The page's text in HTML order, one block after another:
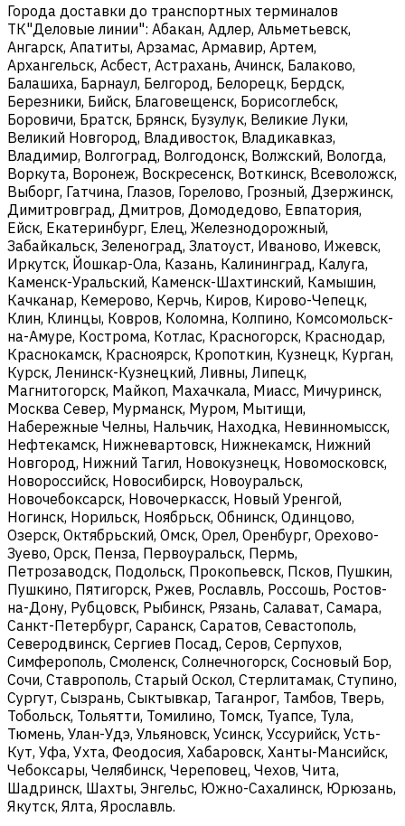
Города доставки до транспортных терминалов
ТК"Деловые линии": Абакан, Адлер, Альметьевск,
Ангарск, Апатиты, Арзамас, Армавир, Артем,
Архангельск, Асбест, Астрахань, Ачинск, Балаково,
Балашиха, Барнаул, Белгород, Белорецк, Бердск,
Березники, Бийск, Благовещенск, Борисоглебск,
Боровичи, Братск, Брянск, Бузулук, Великие Луки,
Великий Новгород, Владивосток, Владикавказ,
Владимир, Волгоград, Волгодонск, Волжский, Вологда,
Воркута, Воронеж, Воскресенск, Воткинск, Всеволожск,
Выборг, Гатчина, Глазов, Горелово, Грозный, Дзержинск,
Димитровград, Дмитров, Домодедово, Евпатория,
Ейск, Екатеринбург, Елец, Железнодорожный,
Забайкальск, Зеленоград, Златоуст, Иваново, Ижевск,
Иркутск, Йошкар-Ола, Казань, Калининград, Калуга,
Каменск-Уральский, Каменск-Шахтинский, Камышин,
Качканар, Кемерово, Керчь, Киров, Кирово-Чепецк,
Клин, Клинцы, Ковров, Коломна, Колпино, Комсомольск-
на-Амуре, Кострома, Котлас, Красногорск, Краснодар,
Краснокамск, Красноярск, Кропоткин, Кузнецк, Курган,
Курск, Ленинск-Кузнецкий, Ливны, Липецк,
Магнитогорск, Майкоп, Махачкала, Миасс, Мичуринск,
Москва Север, Мурманск, Муром, Мытищи,
Набережные Челны, Нальчик, Находка, Невинномысск,
Нефтекамск, Нижневартовск, Нижнекамск, Нижний
Новгород, Нижний Тагил, Новокузнецк, Новомосковск,
Новороссийск, Новосибирск, Новоуральск,
Новочебоксарск, Новочеркасск, Новый Уренгой,
Ногинск, Норильск, Ноябрьск, Обнинск, Одинцово,
Озерск, Октябрьский, Омск, Орел, Оренбург, Орехово-
Зуево, Орск, Пенза, Первоуральск, Пермь,
Петрозаводск, Подольск, Прокопьевск, Псков, Пушкин,
Пушкино, Пятигорск, Ржев, Рославль, Россошь, Ростов-
на-Дону, Рубцовск, Рыбинск, Рязань, Салават, Самара,
Санкт-Петербург, Саранск, Саратов, Севастополь,
Северодвинск, Сергиев Посад, Серов, Серпухов,
Симферополь, Смоленск, Солнечногорск, Сосновый Бор,
Сочи, Ставрополь, Старый Оскол, Стерлитамак, Ступино,
Сургут, Сызрань, Сыктывкар, Таганрог, Тамбов, Тверь,
Тобольск, Тольятти, Томилино, Томск, Туапсе, Тула,
Тюмень, Улан-Удэ, Ульяновск, Усинск, Уссурийск, Усть-
Кут, Уфа, Ухта, Феодосия, Хабаровск, Ханты-Мансийск,
Чебоксары, Челябинск, Череповец, Чехов, Чита,
Шадринск, Шахты, Энгельс, Южно-Сахалинск, Юрюзань,
Якутск, Ялта, Ярославль.